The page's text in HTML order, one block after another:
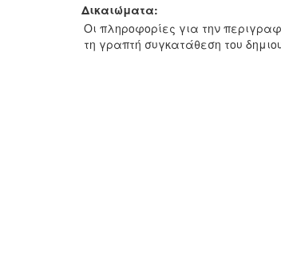
Δικαιώματα:
Οι πληροφορίες για την
τη γραπτή συγκατάθεση του